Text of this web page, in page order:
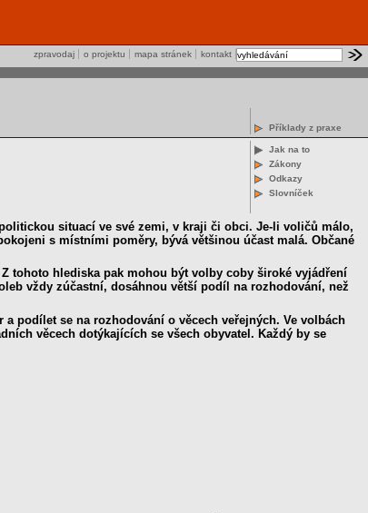
kontakt
mapa stránek
o projektu
zpravodaj
Příklady z praxe
Jak na to
Zákony
Odkazy
Slovníček
situací ve své zemi, v kraji či obci. Je-li voličů málo,
s místními poměry, bývá většinou účast malá. Občané
tohoto hlediska pak mohou být volby coby široké vyjádření
vždy zúčastní, dosáhnou větší podíl na rozhodování, než
podílet se na rozhodování o věcech veřejných. Ve volbách
věcech dotýkajících se všech obyvatel. Každý by se